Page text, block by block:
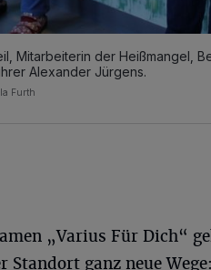
Mitarbeiterin der Heißmangel,
Alexander Jürgens.
Furth
„Varius Für Dich“
Standort ganz neue